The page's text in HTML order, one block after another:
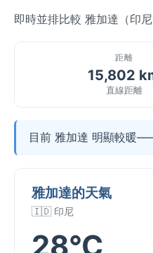
即時並排比較 雅加達（印
距離
15,802
直線距離
目前 雅加達 明顯較暖
雅加達的天氣
🇮🇩 印尼
28°C